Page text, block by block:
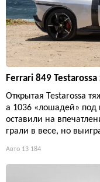
Ferrari 849
Открытая Testarossa
а 1036 «лошадей»
оставили на
грали в весе, но
Авто 13 184